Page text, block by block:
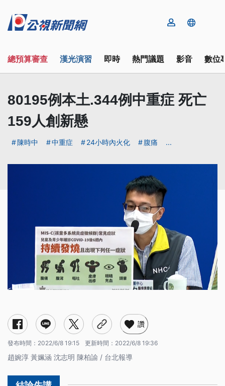
總預算審查 漢光演習 即時 熱門議題 影音 數位
80195例本土.344例中重症 死亡
159人創新懸
陳時中 中重症 24小時內火化 腹痛 ...
讚
發布時間： 2022/6/8 19:15 更新時間： 2022/6/8 19:36
趙婉淳 黃姵涵 沈志明 陳柏諭 / 台北報導